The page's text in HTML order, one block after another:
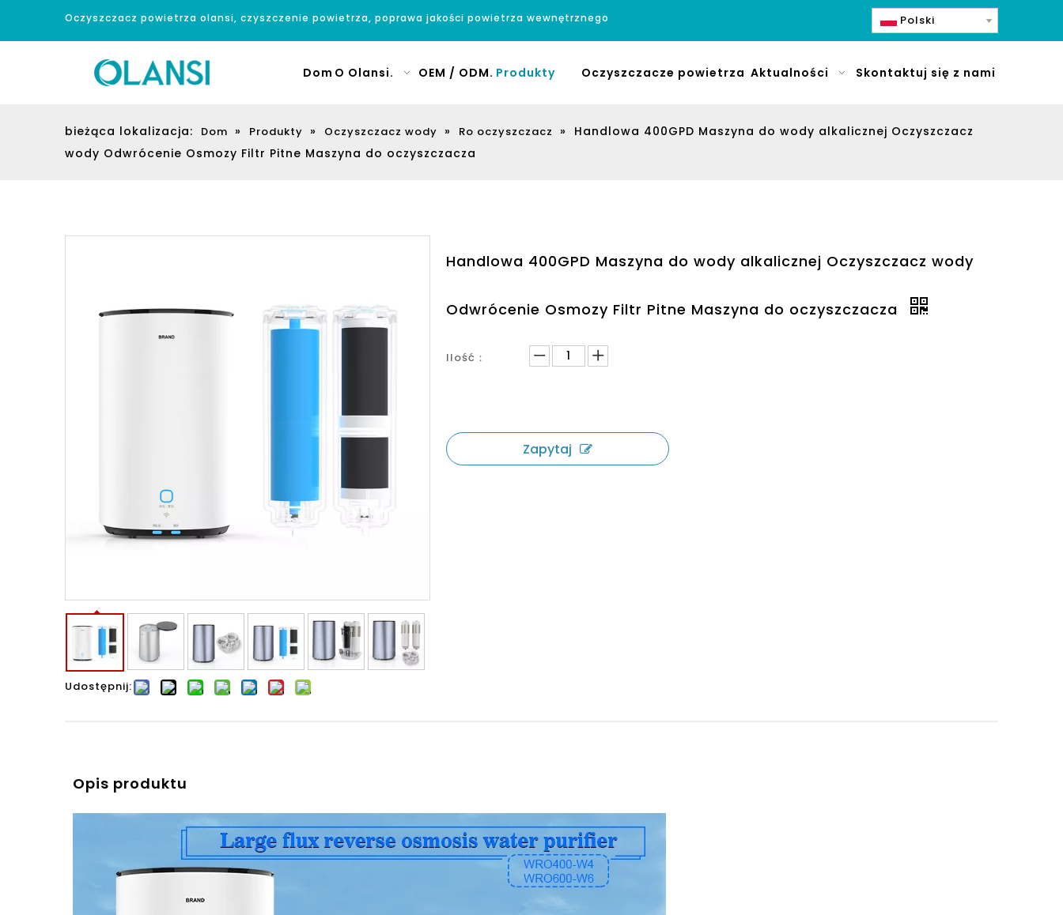
Oczyszczacz powietrza olansi, czyszczenie powietrza, poprawa jakości powietrza wewnętrznego Polski
Dom O Olansi. OEM / ODM. Produkty Oczyszczacze powietrza Aktualności Skontaktuj się z nami
bieżąca lokalizacja: Dom » Produkty » Oczyszczacz wody » Ro oczyszczacz »
Handlowa 400GPD Maszyna do wody alkalicznej Oczyszczacz
wody Odwrócenie Osmozy Filtr Pitne Maszyna do oczyszczacza
Udostępnij:
Handlowa 400GPD Maszyna do wody alkalicznej Oczyszczacz wody
Odwrócenie Osmozy Filtr Pitne Maszyna do oczyszczacza
Ilość：
Zapytaj
Opis produktu